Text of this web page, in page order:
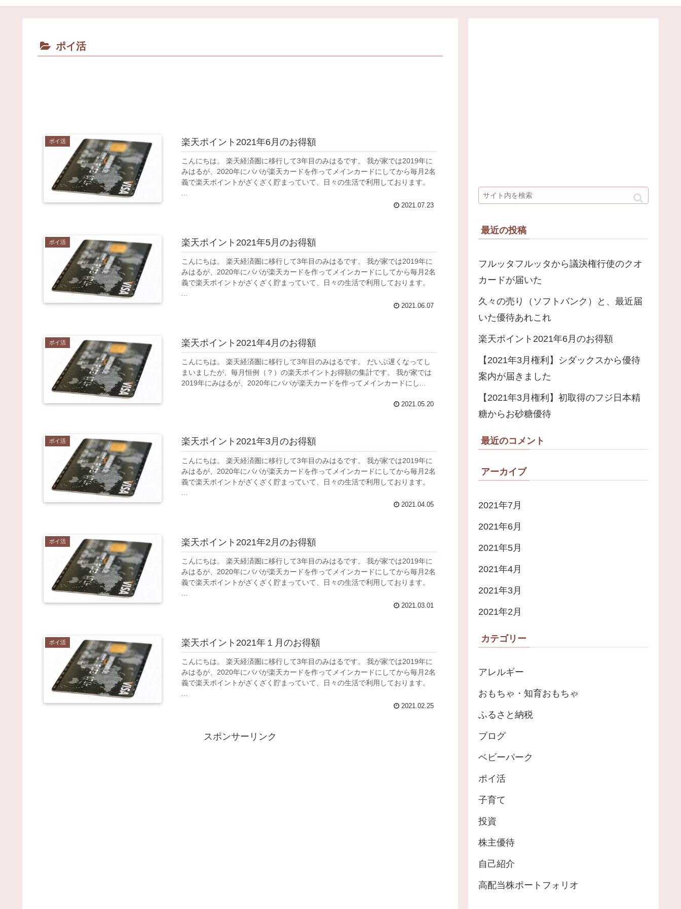
ポイ活
ポイ活 楽天ポイント2021年6月のお得額
こんにちは。 楽天経済圏に移行して3年目のみはるです。 我が家では2019年に
みはるが、2020年にパパが楽天カードを作ってメインカードにしてから毎月2名
義で楽天ポイントがざくざく貯まっていて、日々の生活で利用しております。
2021.07.23
ポイ活 楽天ポイント2021年5月のお得額
こんにちは。 楽天経済圏に移行して3年目のみはるです。 我が家では2019年に
みはるが、2020年にパパが楽天カードを作ってメインカードにしてから毎月2名
義で楽天ポイントがざくざく貯まっていて、日々の生活で利用しております。
2021.06.07
ポイ活 楽天ポイント2021年4月のお得額
こんにちは。 楽天経済圏に移行して3年目のみはるです。 だいぶ遅くなってし
まいましたが、毎月恒例（？）の楽天ポイントお得額の集計です。 我が家では
2019年にみはるが、2020年にパパが楽天カードを作ってメインカードにし...
2021.05.20
ポイ活 楽天ポイント2021年3月のお得額
こんにちは。 楽天経済圏に移行して3年目のみはるです。 我が家では2019年に
みはるが、2020年にパパが楽天カードを作ってメインカードにしてから毎月2名
義で楽天ポイントがざくざく貯まっていて、日々の生活で利用しております。
2021.04.05
ポイ活 楽天ポイント2021年2月のお得額
こんにちは。 楽天経済圏に移行して3年目のみはるです。 我が家では2019年に
みはるが、2020年にパパが楽天カードを作ってメインカードにしてから毎月2名
義で楽天ポイントがざくざく貯まっていて、日々の生活で利用しております。
2021.03.01
ポイ活 楽天ポイント2021年１月のお得額
こんにちは。 楽天経済圏に移行して3年目のみはるです。 我が家では2019年に
みはるが、2020年にパパが楽天カードを作ってメインカードにしてから毎月2名
義で楽天ポイントがざくざく貯まっていて、日々の生活で利用しております。
2021.02.25
スポンサーリンク
最近の投稿
フルッタフルッタから議決権行使のクオ
カードが届いた
久々の売り（ソフトバンク）と、最近届
いた優待あれこれ
楽天ポイント2021年6月のお得額
【2021年3月権利】シダックスから優待
案内が届きました
【2021年3月権利】初取得のフジ日本精
糖からお砂糖優待
最近のコメント
アーカイブ
2021年7月
2021年6月
2021年5月
2021年4月
2021年3月
2021年2月
カテゴリー
アレルギー
おもちゃ・知育おもちゃ
ふるさと納税
ブログ
ベビーパーク
ポイ活
子育て
投資
株主優待
自己紹介
高配当株ポートフォリオ